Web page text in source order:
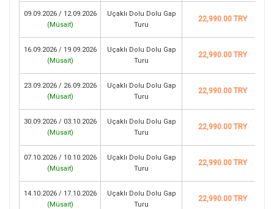
09.09.2026 / 12.09.2026
(Müsait)
Uçaklı Dolu Dolu Gap
Turu
22,990.00 TRY
16.09.2026 / 19.09.2026
(Müsait)
Uçaklı Dolu Dolu Gap
Turu
22,990.00 TRY
23.09.2026 / 26.09.2026
(Müsait)
Uçaklı Dolu Dolu Gap
Turu
22,990.00 TRY
30.09.2026 / 03.10.2026
(Müsait)
Uçaklı Dolu Dolu Gap
Turu
22,990.00 TRY
07.10.2026 / 10.10.2026
(Müsait)
Uçaklı Dolu Dolu Gap
Turu
22,990.00 TRY
14.10.2026 / 17.10.2026
(Müsait)
Uçaklı Dolu Dolu Gap
Turu
22,990.00 TRY